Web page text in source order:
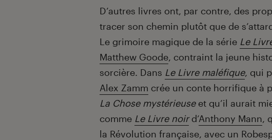
D’autres livres ont, par contre, des
tracer son chemin plutôt que de
Le grimoire magique de la série Le
Matthew Goode, contraint la jeune
sorcière. Dans Le Livre maléfique, qui
Alex Zamm crée un conte horrifique à
La Chose mystérieuseet qu’il aurait
comme Le Livre noird’Anthony Mann,
la Révolution française, avec un